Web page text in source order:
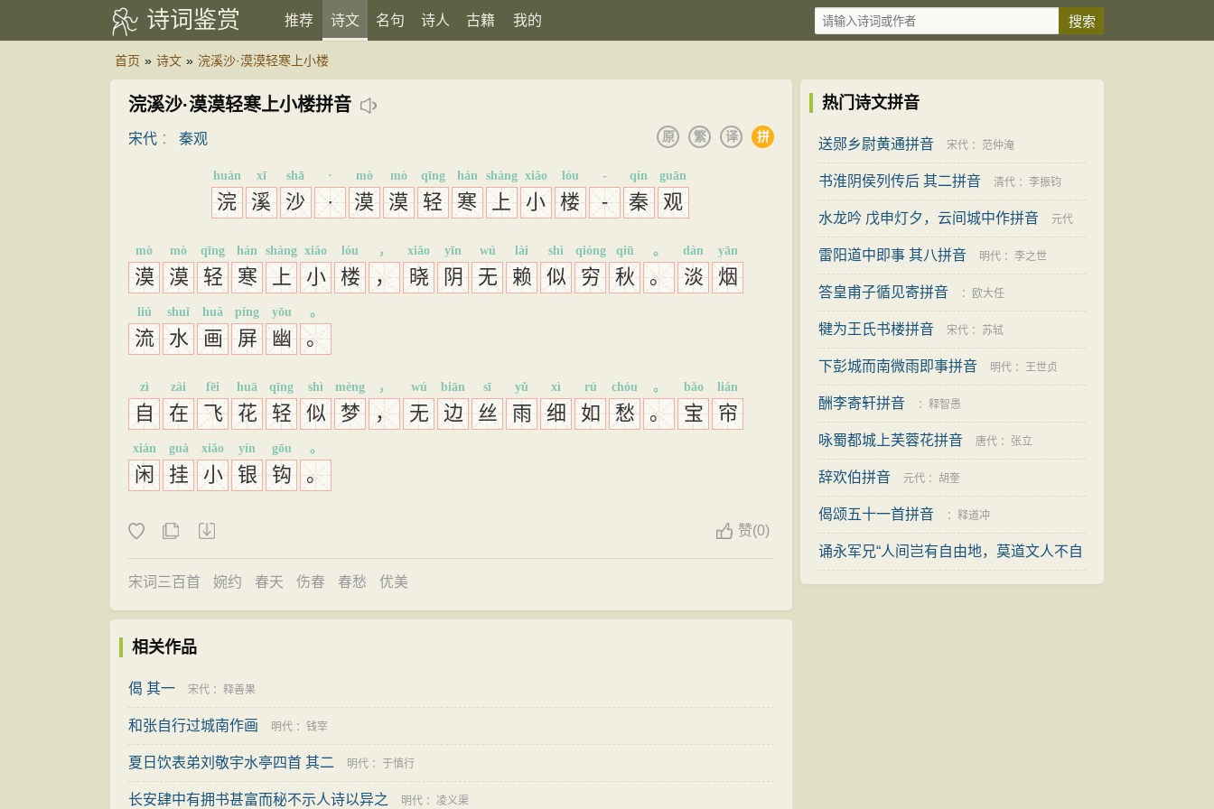
诗词鉴赏 推荐 诗文 名句 诗人 古籍 我的
首页 » 诗文 » 浣溪沙·漠漠轻寒上小楼
浣溪沙·漠漠轻寒上小楼拼音
宋代 ： 秦观 拼
译
繁
原
浣
huàn
溪
xī
沙
shā
·
·
漠
mò
漠
mò
轻
qīng
寒
hán
上
shàng
小
xiǎo
楼
lóu
-
-
秦
qín
观
guān
漠
mò
漠
mò
轻
qīng
寒
hán
上
shàng
小
xiǎo
楼
lóu
，
，
晓
xiǎo
阴
yīn
无
wú
赖
lài
似
shì
穷
qióng
秋
qiū
。
。
淡
dàn
烟
yān
流
liú
水
shuǐ
画
huà
屏
píng
幽
yōu
。
。
自
zì
在
zài
飞
fēi
花
huā
轻
qīng
似
shì
梦
mèng
，
，
无
wú
边
biān
丝
sī
雨
yǔ
细
xì
如
rú
愁
chóu
。
。
宝
bǎo
帘
lián
闲
xián
挂
guà
小
xiǎo
银
yín
钩
gōu
。
。
赞(0)
宋词三百首 婉约 春天 伤春 春愁 优美
相关作品
偈 其一 宋代 ： 释善果
和张自行过城南作画 明代 ： 钱宰
夏日饮表弟刘敬宇水亭四首 其二 明代 ： 于慎行
长安肆中有拥书甚富而秘不示人诗以异之 明代 ： 凌义渠
热门诗文拼音
送郧乡尉黄通拼音 宋代 ： 范仲淹
书淮阴侯列传后 其二拼音 清代 ： 李振钧
水龙吟 戊申灯夕，云间城中作拼音 元代
：邵亨贞
雷阳道中即事 其八拼音 明代 ： 李之世
答皇甫子循见寄拼音 ： 欧大任
犍为王氏书楼拼音 宋代 ： 苏轼
下彭城而南微雨即事拼音 明代 ： 王世贞
酬李寄轩拼音 ： 释智愚
咏蜀都城上芙蓉花拼音 唐代 ： 张立
辞欢伯拼音 元代 ： 胡奎
偈颂五十一首拼音 ： 释道冲
诵永军兄“人间岂有自由地，莫道文人不自
由”句慨然有作拼音